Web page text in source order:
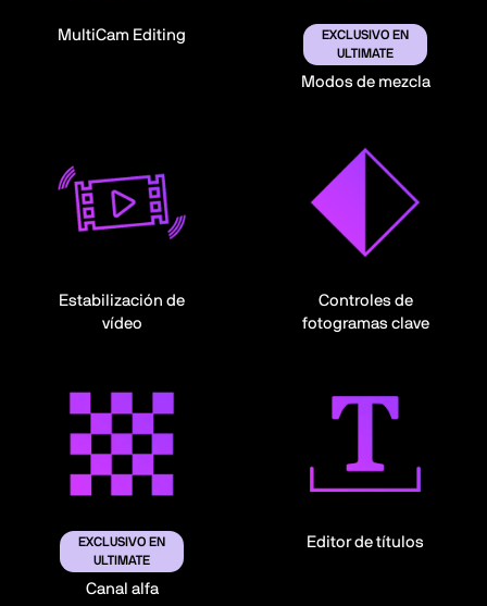
MultiCam Editing
EXCLUSIVO EN
ULTIMATE
Modos de mezcla
Estabilización de
vídeo
Controles de
fotogramas clave
EXCLUSIVO EN
ULTIMATE
Canal alfa
Editor de títulos